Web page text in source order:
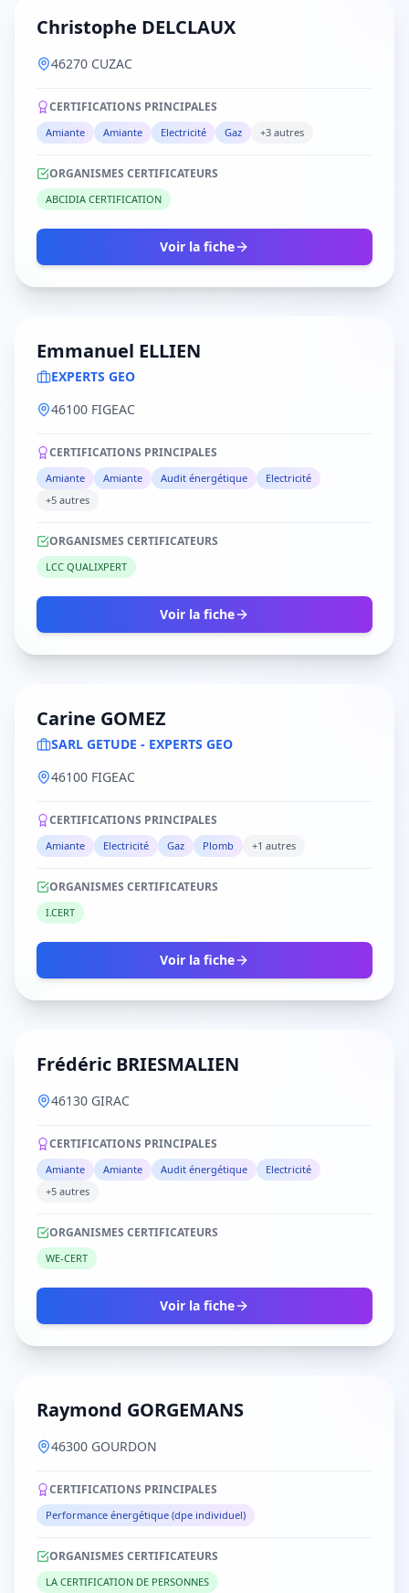
Christophe DELCLAUX
46270 CUZAC
CERTIFICATIONS PRINCIPALES
Amiante Amiante Electricité Gaz +3 autres
ORGANISMES CERTIFICATEURS
ABCIDIA CERTIFICATION
Voir la fiche
Emmanuel ELLIEN
EXPERTS GEO
46100 FIGEAC
CERTIFICATIONS PRINCIPALES
Amiante Amiante Audit énergétique
Electricité
+5 autres
ORGANISMES CERTIFICATEURS
LCC QUALIXPERT
Voir la fiche
Carine GOMEZ
SARL GETUDE - EXPERTS GEO
46100 FIGEAC
CERTIFICATIONS PRINCIPALES
Amiante Electricité Gaz Plomb +1 autres
ORGANISMES CERTIFICATEURS
I.CERT
Voir la fiche
Frédéric BRIESMALIEN
46130 GIRAC
CERTIFICATIONS PRINCIPALES
Amiante Amiante Audit énergétique
Electricité
+5 autres
ORGANISMES CERTIFICATEURS
WE-CERT
Voir la fiche
Raymond GORGEMANS
46300 GOURDON
CERTIFICATIONS PRINCIPALES
Performance énergétique (dpe individuel)
ORGANISMES CERTIFICATEURS
LA CERTIFICATION DE PERSONNES